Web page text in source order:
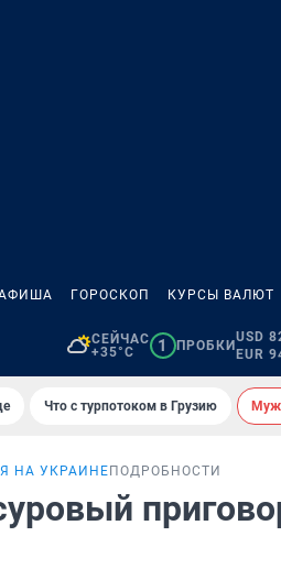
ГОРОСКОП КУРСЫ ВАЛЮТ
СЕЙЧАС
+35°C
1 ПРОБКИ
USD
EUR
Что с турпотоком в Грузию
НА УКРАИНЕ ПОДРОБНОСТИ